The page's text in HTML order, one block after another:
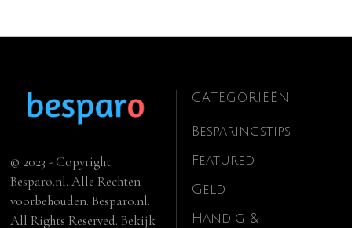
© 2023 - Copyright.
Besparo.nl. Alle Rechten
voorbehouden. Besparo.nl.
All Rights Reserved. Bekijk
CATEGORIEËN
Besparingstips
Featured
Geld
Handig &